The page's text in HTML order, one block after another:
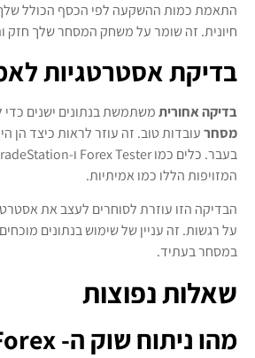
התאמת כמות ההשקעה לפי הכסף הכולל שלך
חיונית. זה שומר על משחק המסחר שלך חזק
בדיקת אסטרטגיות
בדיקה אחוריתמשתמשת בנתונים ישנים
מסחרעובדות טוב. זה עוזר לראות כיצד הן
המזויפות הללו כמו אמיתיות.
הבדיקה הזו עוזרת לסוחרים לעצב את
על רגשות. זה עניין של שימוש בנתונים
במסחר בעתיד.
שאלות נפוצות
מהו ניתוח שוק ה- Forex?